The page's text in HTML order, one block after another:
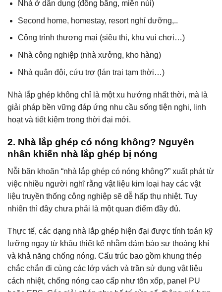
Nhà ở dân dụng (đồng bằng, miền núi)
Second home, homestay, resort nghỉ dưỡng,..
Công trình thương mại (siêu thị, khu vui chơi…)
Nhà công nghiệp (nhà xưởng, kho hàng)
Nhà quân đội, cứu trợ (lán trại tạm thời…)
Nhà lắp ghép không chỉ là một xu hướng nhất thời, mà là
giải pháp bền vững đáp ứng nhu cầu sống tiện nghi, linh
hoạt và tiết kiệm trong thời đại mới.
2. Nhà lắp ghép có nóng không? Nguyên
nhân khiến nhà lắp ghép bị nóng
Nỗi băn khoăn “nhà lắp ghép có nóng không?” xuất phát từ
việc nhiều người nghĩ rằng vật liệu kim loại hay các vật
liệu truyền thống công nghiệp sẽ dễ hấp thụ nhiệt. Tuy
nhiên thì đây chưa phải là một quan điểm đầy đủ.
Thực tế, các dạng nhà lắp ghép hiện đại được tính toán kỹ
lưỡng ngay từ khâu thiết kế nhằm đảm bảo sự thoáng khí
và khả năng chống nóng. Cấu trúc bao gồm khung thép
chắc chắn đi cùng các lớp vách và trần sử dụng vật liệu
cách nhiệt, chống nóng cao cấp như tôn xốp, panel PU